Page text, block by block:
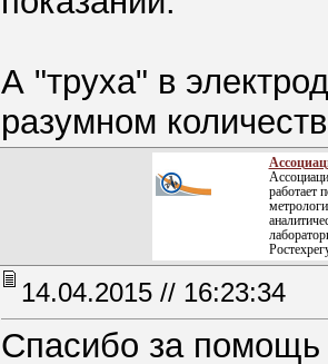
А "труха" в
разумном
работает
14.04.2015 // 16:23:34
Спасибо за помощь